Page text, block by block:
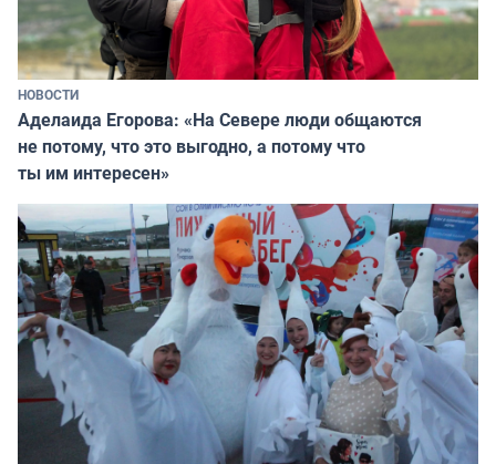
НОВОСТИ
Аделаида Егорова: «На Севере люди общаются
не потому, что это выгодно, а потому что
ты им интересен»